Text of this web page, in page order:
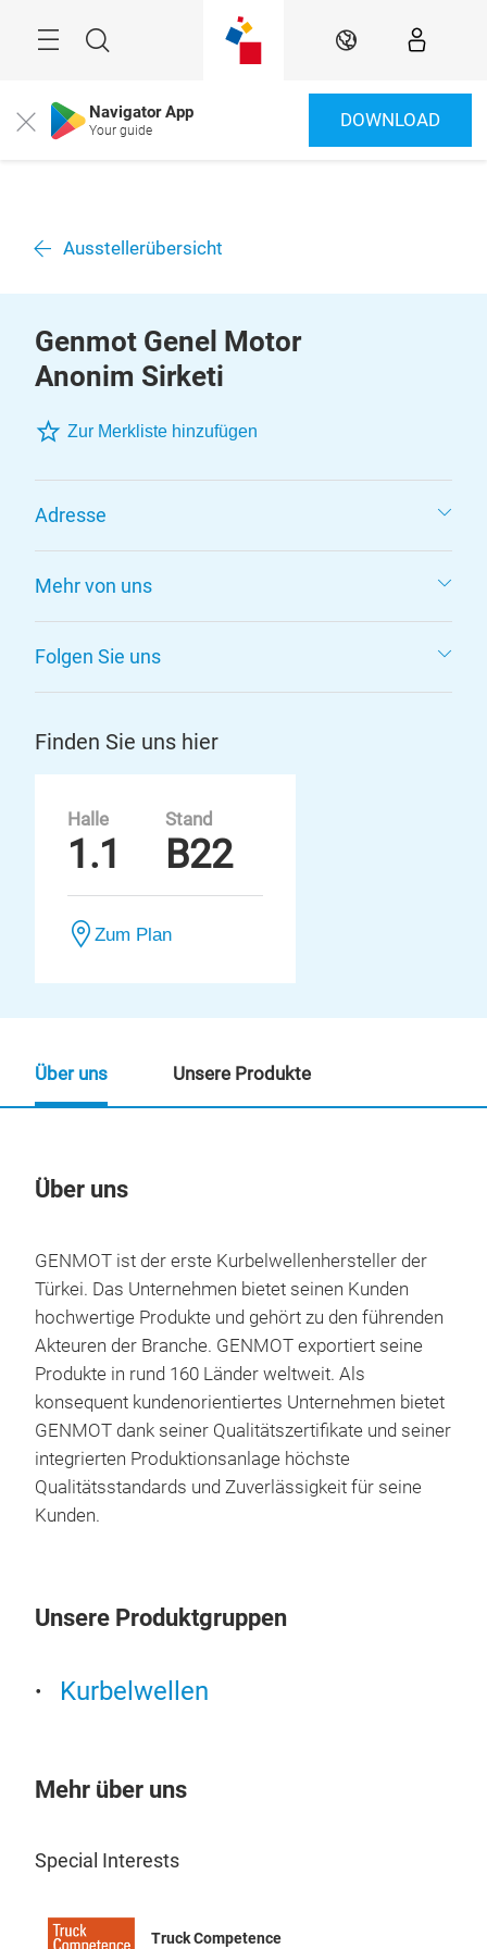
Suche DE
Close Navigator App
Your guide DOWNLOAD
Ausstellerübersicht
Genmot Genel Motor
Anonim Sirketi
Zur Merkliste hinzufügen
Adresse
Mehr von uns
Folgen Sie uns
Finden Sie uns hier
Halle
1.1
Stand
B22
Zum Plan
Über uns
GENMOT ist der erste Kurbelwellenhersteller der
Türkei. Das Unternehmen bietet seinen Kunden
hochwertige Produkte und gehört zu den führenden
Akteuren der Branche. GENMOT exportiert seine
Produkte in rund 160 Länder weltweit. Als
konsequent kundenorientiertes Unternehmen bietet
GENMOT dank seiner Qualitätszertifikate und seiner
integrierten Produktionsanlage höchste
Qualitätsstandards und Zuverlässigkeit für seine
Kunden.
Unsere Produktgruppen
Kurbelwellen
Mehr über uns
Special Interests
Truck Competence
Über uns Unsere Produkte